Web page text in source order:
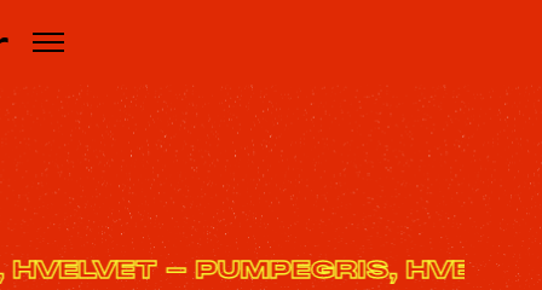
HVELVET - PUMPEGRIS,